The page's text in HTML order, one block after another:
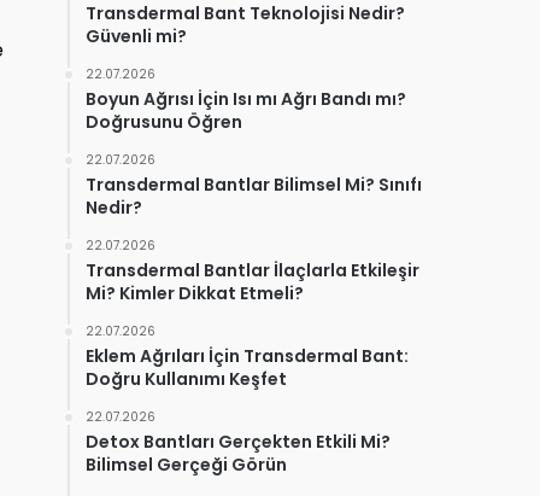
Transdermal Bant Teknolojisi Nedir?
Güvenli mi?
22.07.2026
Boyun Ağrısı İçin Isı mı Ağrı Bandı mı?
Doğrusunu Öğren
22.07.2026
Transdermal Bantlar Bilimsel Mi? Sınıfı
Nedir?
22.07.2026
Transdermal Bantlar İlaçlarla Etkileşir
Mi? Kimler Dikkat Etmeli?
22.07.2026
Eklem Ağrıları İçin Transdermal Bant:
Doğru Kullanımı Keşfet
22.07.2026
Detox Bantları Gerçekten Etkili Mi?
Bilimsel Gerçeği Görün